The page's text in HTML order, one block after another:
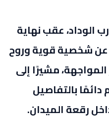
الوداد، عقب نهاية
عن شخصية قوية وروح
مشيرًا إلى
بالتفاصيل
رقعة الميدان.